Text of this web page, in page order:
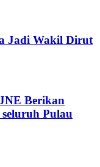
Jadi Wakil Dirut
Berikan
Pulau